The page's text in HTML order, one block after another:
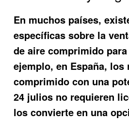
En muchos países,
específicas sobre la
de aire comprimido
ejemplo, en España, los
comprimido con una
24 julios no requieren
los convierte en una